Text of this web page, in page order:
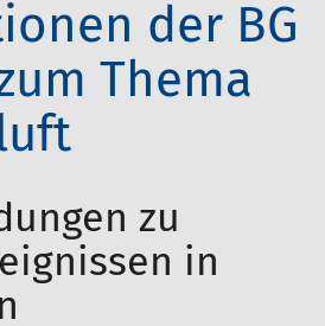
der BG
Thema
zu
in